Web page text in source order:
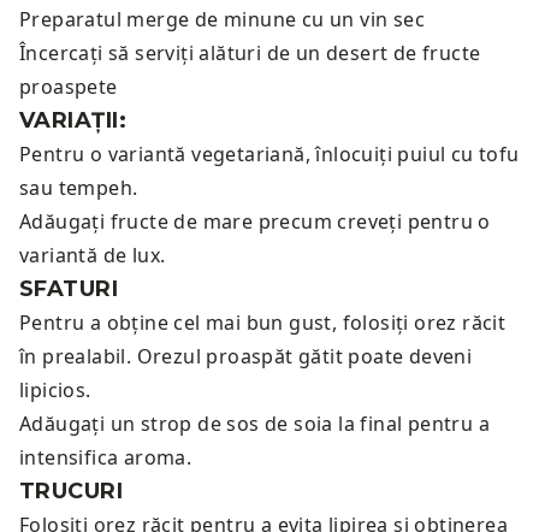
Preparatul merge de minune cu un vin sec
Încercați să serviți alături de un desert de fructe
proaspete
VARIAȚII:
Pentru o variantă vegetariană, înlocuiți puiul cu tofu
sau tempeh.
Adăugați fructe de mare precum creveți pentru o
variantă de lux.
SFATURI
Pentru a obține cel mai bun gust, folosiți orez răcit
în prealabil. Orezul proaspăt gătit poate deveni
lipicios.
Adăugați un strop de sos de soia la final pentru a
intensifica aroma.
TRUCURI
Folosiți orez răcit pentru a evita lipirea și obținerea